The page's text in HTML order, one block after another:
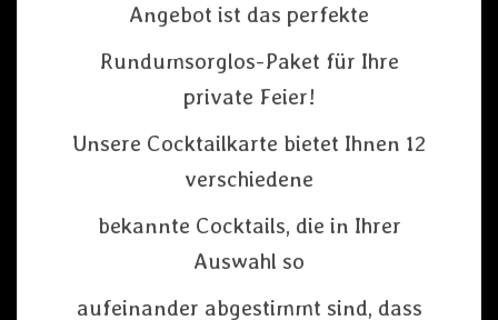
Angebot ist das perfekte
Rundumsorglos-Paket für Ihre
private Feier!
Unsere Cocktailkarte bietet Ihnen 12
verschiedene
bekannte Cocktails, die in Ihrer
Auswahl so
aufeinander abgestimmt sind, dass